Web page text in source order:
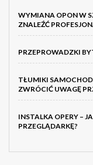
WYMIANA OPON W
ZNALEŹĆ
PRZEPROWADZKI
TŁUMIKI
ZWRÓCIĆ UWAGĘ
INSTALKA OPERY –
PRZEGLĄDARKĘ?